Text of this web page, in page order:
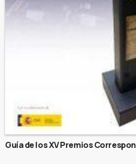
Guía de los XV Premios